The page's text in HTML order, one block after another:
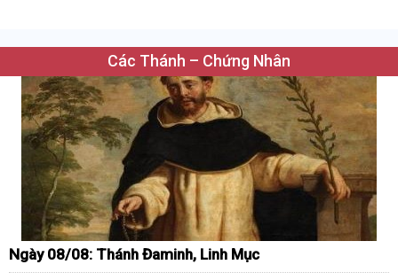
Các Thánh – Chứng Nhân
Ngày 08/08: Thánh Đaminh, Linh Mục